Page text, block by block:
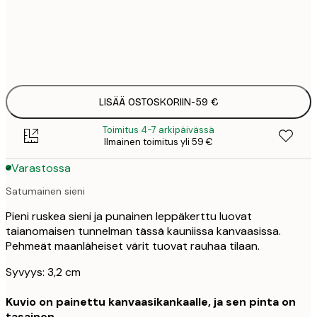
LISÄÄ OSTOSKORIIN-59 €
Toimitus 4-7 arkipäivässä
Ilmainen toimitus yli 59 €
Varastossa
Satumainen sieni
Pieni ruskea sieni ja punainen leppäkerttu luovat
taianomaisen tunnelman tässä kauniissa kanvaasissa.
Pehmeät maanläheiset värit tuovat rauhaa tilaan.
Syvyys: 3,2 cm
Kuvio on painettu kanvaasikankaalle, ja sen pinta on